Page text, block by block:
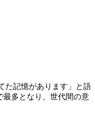
た記憶があります」と語
最多となり、世代間の意